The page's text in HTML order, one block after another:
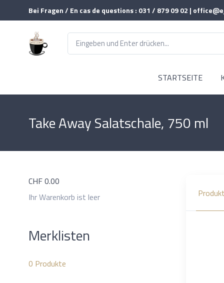
Bei Fragen / En cas de questions : 031 / 879 09 02 |
STARTSEITE
Take Away Salatschale, 750 ml
CHF0.00
Ihr Warenkorb ist leer
Merklisten
0 Produkte